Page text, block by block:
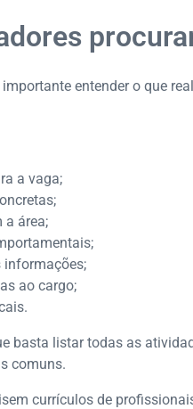
entender o que
a vaga;
a área;
informações;
ao cargo;
basta listar todas as
comuns.
currículos de